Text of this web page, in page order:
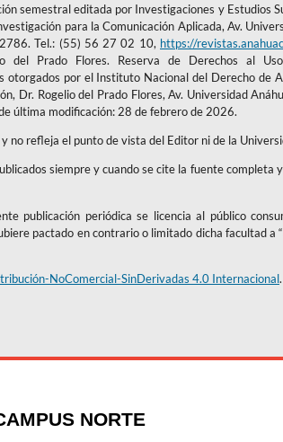
semestral editada por Investigaciones y Estudios
para la Comunicación Aplicada, Av.
Tel.: (55) 56 27 02 10, https://
del Prado Flores. Reserva de Derechos al
por el Instituto Nacional del Derecho de
Dr. Rogelio del Prado Flores, Av. Universidad
última modificación: 28 de febrero de 2026.
no refleja el punto de vista del Editor ni de la
siempre y cuando se cite la fuente completa
publicación periódica se licencia al público
pactado en contrario o limitado dicha facultad a
NoComercial-SinDerivadas 4.0 Internacional.
NORTE